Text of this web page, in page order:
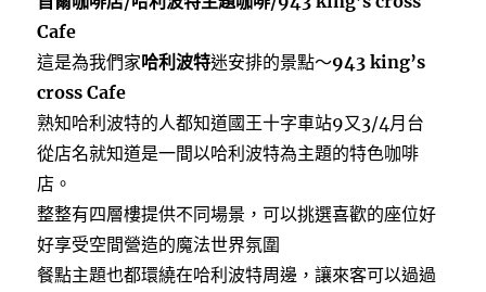
e
b
o
o
k
t
r
e
Cafe
這是為我們家哈利波特迷安排的景點～943 king’s
cross Cafe
熟知哈利波特的人都知道國王十字車站9又3/4月台
從店名就知道是一間以哈利波特為主題的特色咖啡
店。
整整有四層樓提供不同場景，可以挑選喜歡的座位好
好享受空間營造的魔法世界氛圍
餐點主題也都環繞在哈利波特周邊，讓來客可以過過